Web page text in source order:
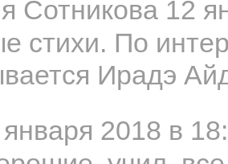
Сотникова 12
стихи. По
Ирадэ
2018 в